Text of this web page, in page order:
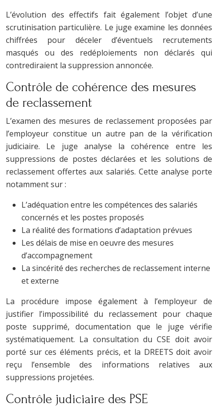
L’évolution des effectifs fait également l’objet d’une
scrutinisation particulière. Le juge examine les données
chiffrées pour déceler d’éventuels recrutements
masqués ou des redéploiements non déclarés qui
contrediraient la suppression annoncée.
Contrôle de cohérence des mesures
de reclassement
L’examen des mesures de reclassement proposées par
l’employeur constitue un autre pan de la vérification
judiciaire. Le juge analyse la cohérence entre les
suppressions de postes déclarées et les solutions de
reclassement offertes aux salariés. Cette analyse porte
notamment sur :
L’adéquation entre les compétences des salariés
concernés et les postes proposés
La réalité des formations d’adaptation prévues
Les délais de mise en oeuvre des mesures
d’accompagnement
La sincérité des recherches de reclassement interne
et externe
La procédure impose également à l’employeur de
justifier l’impossibilité du reclassement pour chaque
poste supprimé, documentation que le juge vérifie
systématiquement. La consultation du CSE doit avoir
porté sur ces éléments précis, et la DREETS doit avoir
reçu l’ensemble des informations relatives aux
suppressions projetées.
Contrôle judiciaire des PSE